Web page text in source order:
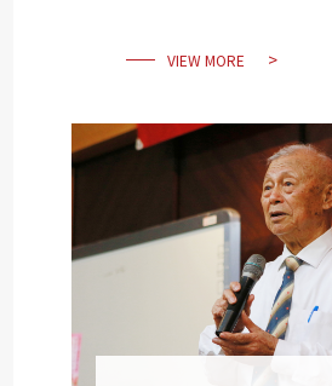
VIEW MORE